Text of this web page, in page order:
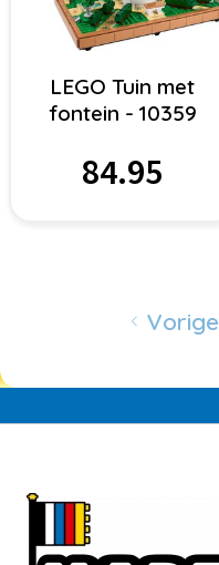
LEGO Tuin met
fontein - 10359
84.95
Vorige